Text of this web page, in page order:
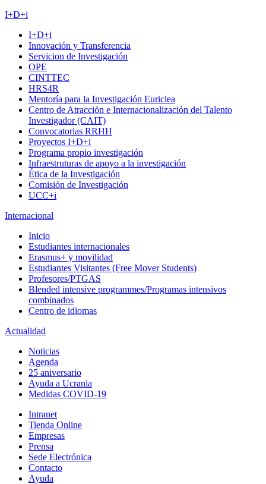
I+D+i
I+D+i
Innovación y Transferencia
Servicion de Investigación
OPE
CINTTEC
HRS4R
Mentoría para la Investigación Euriclea
Centro de Atracción e Internacionalización del Talento
Investigador (CAIT)
Convocatorias RRHH
Proyectos I+D+i
Programa propio investigación
Infraestruturas de apoyo a la investigación
Ética de la Investigación
Comisión de Investigación
UCC+i
Internacional
Inicio
Estudiantes internacionales
Erasmus+ y movilidad
Estudiantes Visitantes (Free Mover Students)
Profesores/PTGAS
Blended intensive programmes/Programas intensivos
combinados
Centro de idiomas
Actualidad
Noticias
Agenda
25 aniversario
Ayuda a Ucrania
Medidas COVID-19
Intranet
Tienda Online
Empresas
Prensa
Sede Electrónica
Contacto
Ayuda